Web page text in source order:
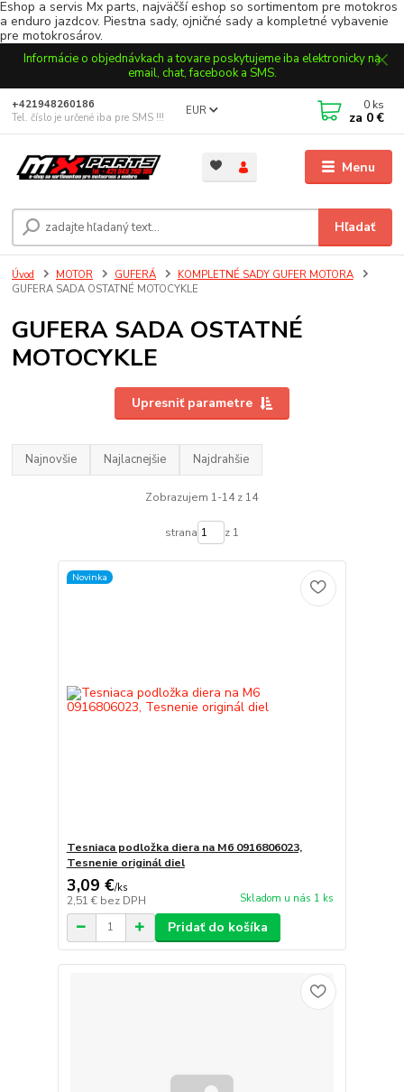
Eshop a servis Mx parts, najväčší eshop so sortimentom pre motokros
a enduro jazdcov. Piestna sady, ojničné sady a kompletné vybavenie
pre motokrosárov.
Informácie o objednávkach a tovare poskytujeme iba elektronicky na
email, chat, facebook a SMS.
Menu
EUR
Hľadať
+421948260186
Tel. číslo je určené iba pre SMS !!!
0 ks
za 0 €
Úvod MOTOR GUFERÁ
KOMPLETNÉ SADY GUFER MOTORA
GUFERA SADA OSTATNÉ MOTOCYKLE
GUFERA SADA OSTATNÉ
MOTOCYKLE
Upresniť parametre
Najnovšie Najlacnejšie Najdrahšie
Zobrazujem 1-14 z 14
strana z 1
Novinka
Tesniaca podložka diera na M6 0916806023,
Tesnenie originál diel
3,09 €/ks
2,51 € bez DPH Skladom u nás 1 ks
Pridať do košíka